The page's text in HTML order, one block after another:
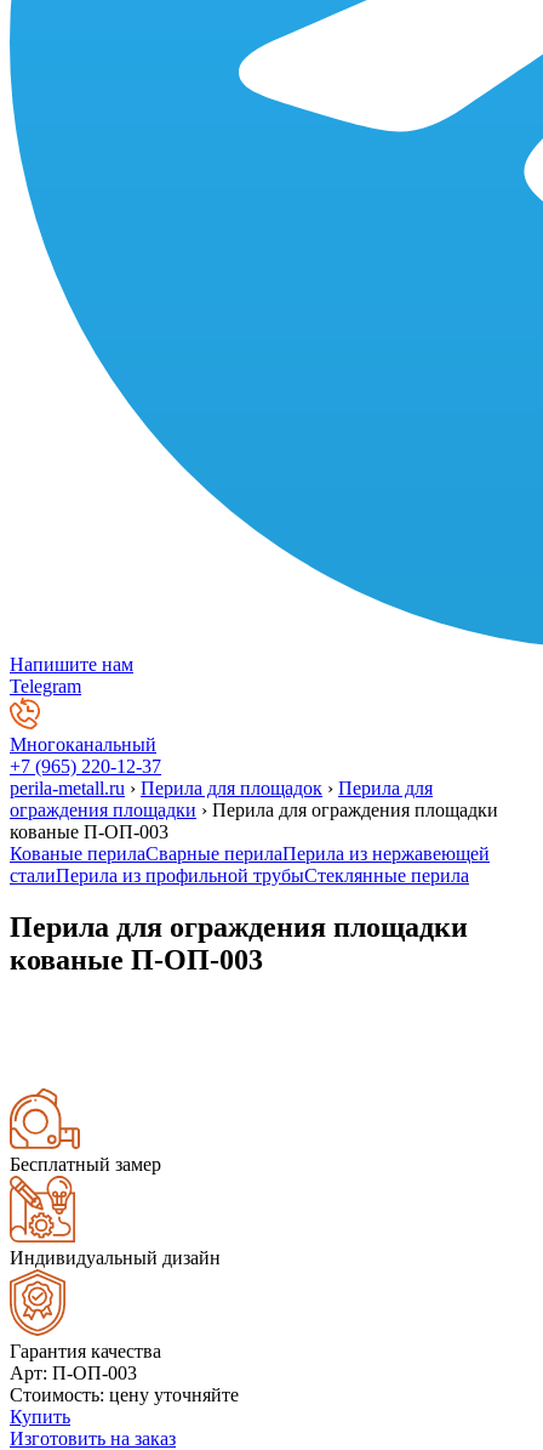
Напишите нам
Telegram
Многоканальный
+7 (965) 220-12-37
perila-metall.ru › Перила для площадок › Перила для
ограждения площадки › Перила для ограждения площадки
кованые П-ОП-003
Кованые перилаСварные перилаПерила из нержавеющей
сталиПерила из профильной трубыСтеклянные перила
Перила для ограждения площадки
кованые П-ОП-003
Бесплатный замер
Индивидуальный дизайн
Гарантия качества
Арт: П-ОП-003
Стоимость: цену уточняйте
Купить
Изготовить на заказ